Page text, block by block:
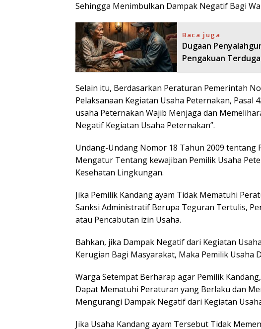
Sehingga Menimbulkan Dampak Negatif Bagi
Baca juga
Dugaan
Pengakuan
Selain itu, Berdasarkan Peraturan Pemerintah
Pelaksanaan Kegiatan Usaha Peternakan, Pasal
usaha Peternakan Wajib Menjaga dan
Negatif Kegiatan Usaha Peternakan”.
Undang-Undang Nomor 18 Tahun 2009 tentang
Mengatur Tentang kewajiban Pemilik Usaha
Kesehatan Lingkungan.
Jika Pemilik Kandang ayam Tidak Mematuhi
Sanksi Administratif Berupa Teguran Tertulis,
atau Pencabutan izin Usaha.
Bahkan, jika Dampak Negatif dari Kegiatan
Kerugian Bagi Masyarakat, Maka Pemilik Usaha
Warga Setempat Berharap agar Pemilik
Dapat Mematuhi Peraturan yang Berlaku dan
Mengurangi Dampak Negatif dari Kegiatan
Jika Usaha Kandang ayam Tersebut Tidak